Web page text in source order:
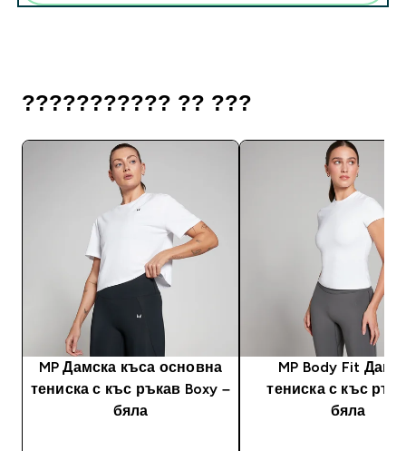
??????????? ?? ???
MP Дамска къса основна
тениска с къс ръкав Boxy –
бяла
MP Body Fit
тениска с къс
бяла